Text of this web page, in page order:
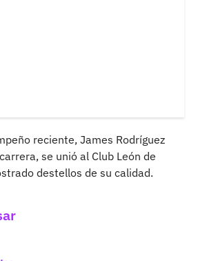
reciente, James Rodríguez
se unió al Club León de
destellos de su calidad.